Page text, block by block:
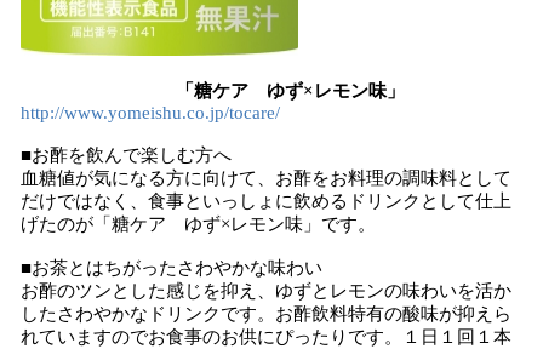
「糖ケア ゆず×レモン味 」
http://www.yomeishu.co.jp/tocare/
■お酢を飲んで楽しむ方へ
血糖値が気になる方に向けて、お酢をお料理の調味料として
だけではなく、食事といっしょに飲めるドリンクとして仕上
げたのが「糖ケア ゆず×レモン味」です。
■お茶とはちがったさわやかな味わい
お酢のツンとした感じを抑え、ゆずとレモンの味わいを活か
したさわやかなドリンクです。お酢飲料特有の酸味が抑えら
れていますのでお食事のお供にぴったりです。１日１回１本